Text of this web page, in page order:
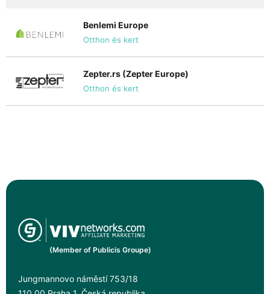
Benlemi Europe
Otthon és kert
Zepter.rs (Zepter Europe)
Otthon és kert
(Member of Publicis Groupe)
Jungmannovo náměstí 753/18